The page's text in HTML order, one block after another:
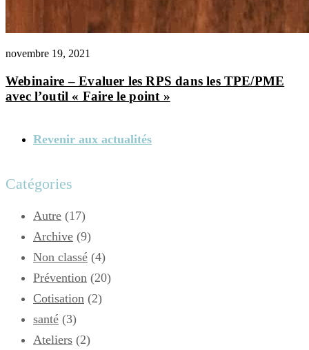
novembre 19, 2021
Webinaire – Evaluer les RPS dans les TPE/PME
avec l’outil « Faire le point »
Revenir aux actualités
Catégories
Autre (17)
Archive (9)
Non classé (4)
Prévention (20)
Cotisation (2)
santé (3)
Ateliers (2)